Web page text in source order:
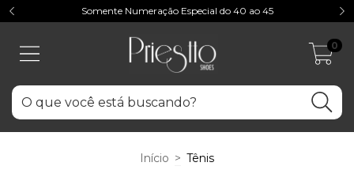
Somente Numeração Especial do 40 ao 45
0
Início > Tênis